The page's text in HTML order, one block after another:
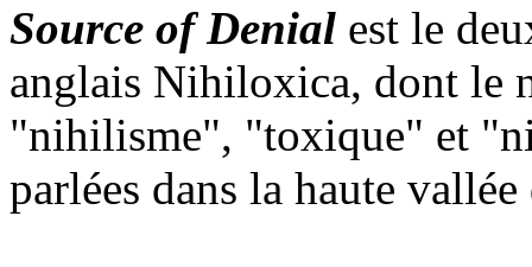
Source of Denial est le
anglais Nihiloxica, dont le
"nihilisme", "toxique" et
parlées dans la haute